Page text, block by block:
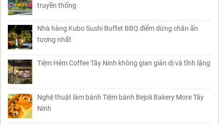
truyền thống
Nhà hàng Kubo Sushi Buffet BBQ điểm dừng chân ấn
tượng nhất
Tiệm Hẻm Coffee Tây Ninh không gian giản dị và tĩnh lặng
Nghệ thuật làm bánh Tiệm bánh Bejoli Bakery More Tây
Ninh